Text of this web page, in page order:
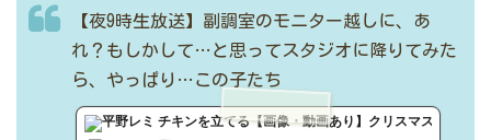
【夜9時生放送】副調室のモニター越しに、あ
れ？もしかして…と思ってスタジオに降りてみた
ら、やっぱり…この子たち